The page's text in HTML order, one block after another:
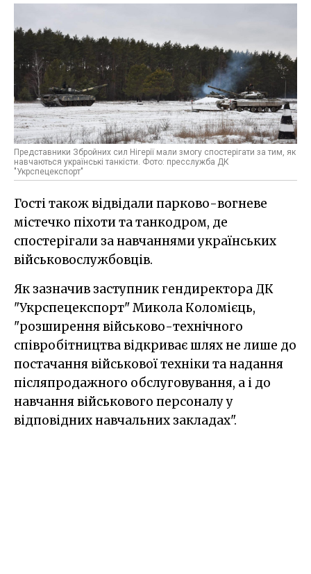
Представники Збройних сил Нігерії мали змогу спостерігати за тим, як
навчаються українські танкісти. Фото: пресслужба ДК
"Укрспецекспорт"
Гості також відвідали парково-вогневе
містечко піхоти та танкодром, де
спостерігали за навчаннями українських
військовослужбовців.
Як зазначив заступник гендиректора ДК
"Укрспецекспорт" Микола Коломієць,
"розширення військово-технічного
співробітництва відкриває шлях не лише до
постачання військової техніки та надання
післяпродажного обслуговування, а і до
навчання військового персоналу у
відповідних навчальних закладах".